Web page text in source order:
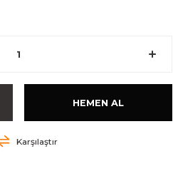
HEMEN AL
Karşılaştır